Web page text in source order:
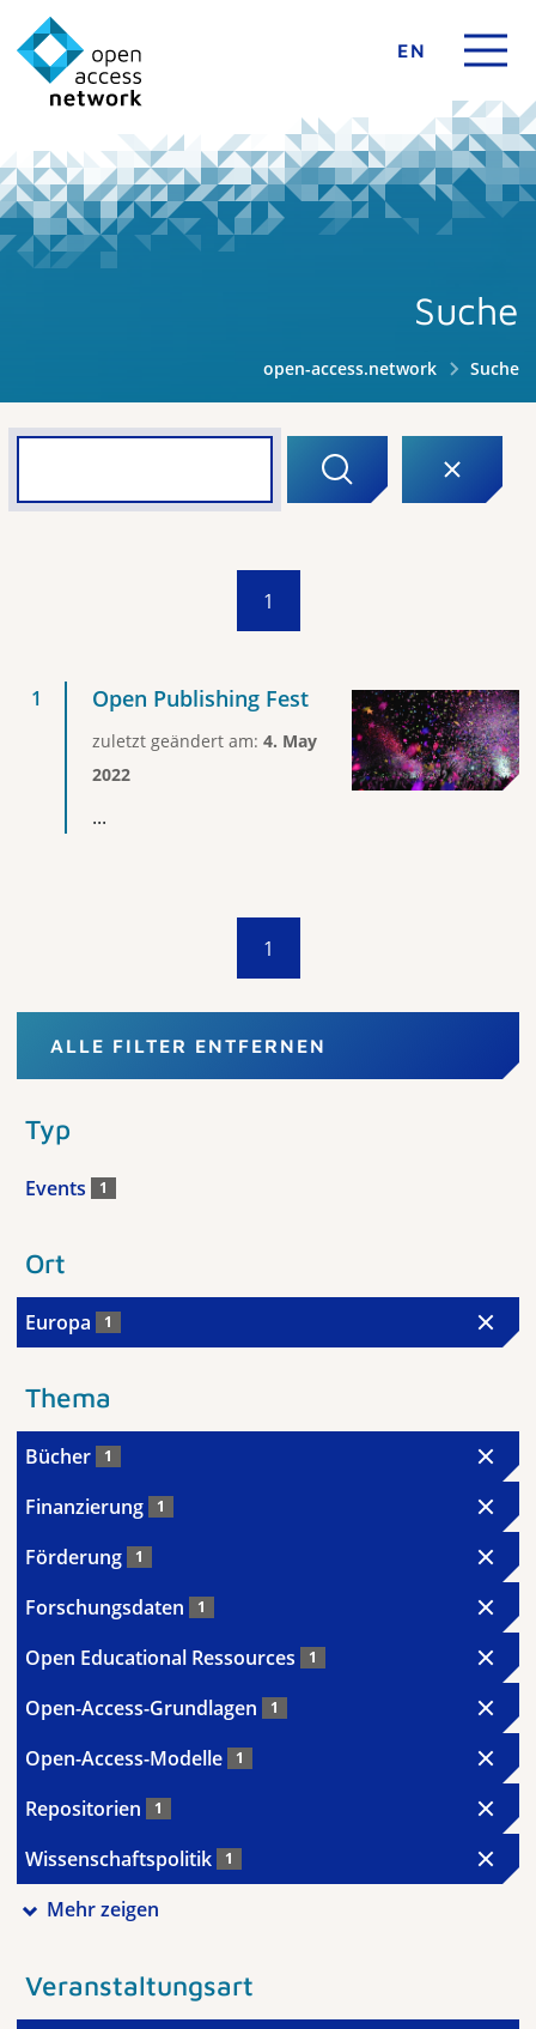
EN
Suche
open-access.network Suche
1
Open Publishing Fest
zuletzt geändert am: 4. May
2022
...
1
ALLE FILTER ENTFERNEN
Typ
Events 1
Ort
Europa 1
Thema
Bücher 1
Finanzierung 1
Förderung 1
Forschungsdaten 1
Open Educational Ressources 1
Open-Access-Grundlagen 1
Open-Access-Modelle 1
Repositorien 1
Wissenschaftspolitik 1
Mehr zeigen
Veranstaltungsart